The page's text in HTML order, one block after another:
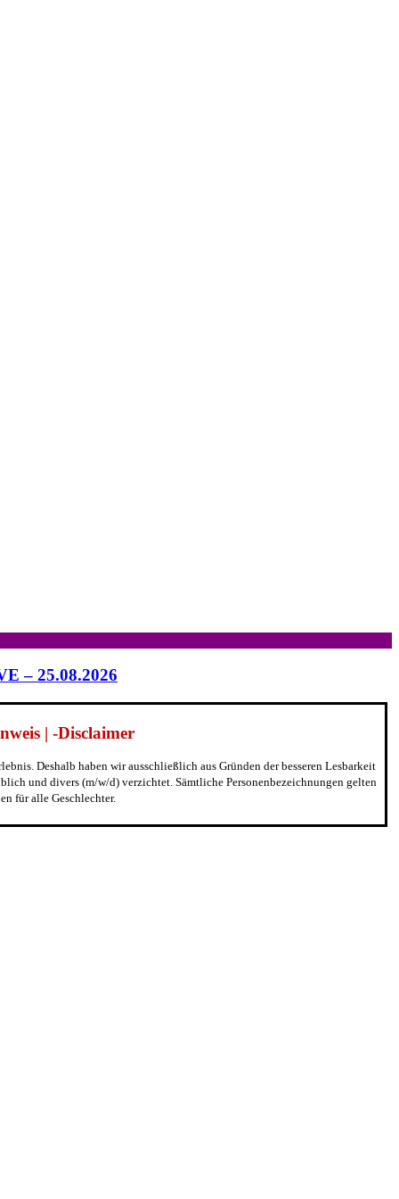
– 25.08.2026
| -Disclaimer
Deshalb haben wir ausschließlich aus Gründen der besseren Lesbarkeit
und divers (m/w/d) verzichtet. Sämtliche Personenbezeichnungen gelten
für alle Geschlechter.